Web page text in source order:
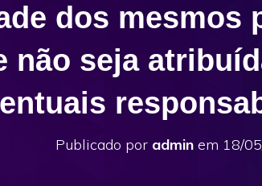
dos mesmos
não seja
Publicado por admin em 18/